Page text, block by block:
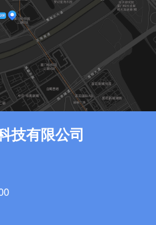
技有限公司